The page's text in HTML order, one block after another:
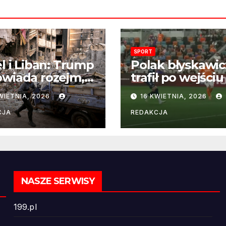
i Liban: Trump
rozejm,
wojny
odległa
2026
SPORT
Polak
trafił po
boisko – gol już
22 sekundach!
16 KWIETNIA, 2026
REDAKCJA
NASZE SERWISY
199.pl